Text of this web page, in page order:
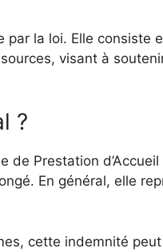
la loi. Elle consiste
visant à
?
Prestation
En général, elle
cette indemnité peut